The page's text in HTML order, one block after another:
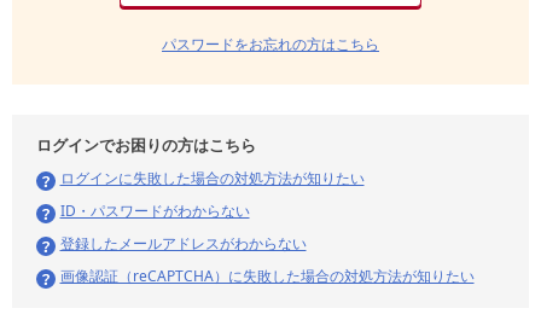
パスワードをお忘れの方はこちら
ログインでお困りの方はこちら
ログインに失敗した場合の対処方法が知りたい
ID・パスワードがわからない
登録したメールアドレスがわからない
画像認証（reCAPTCHA）に失敗した場合の対処方法が知りたい